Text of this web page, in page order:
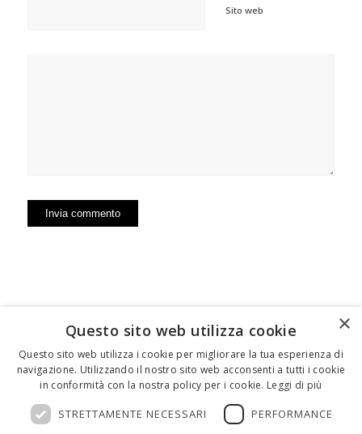
Sito web
FEDERICO MOTTA EDITORE
02 300761–info@mottaeditore.it– 08233380966 –
×
Questo sito web utilizza cookie
Questo sito web utilizza i cookie per migliorare la tua esperienza di
navigazione. Utilizzando il nostro sito web acconsenti a tutti i cookie
in conformità con la nostra policy per i cookie. Leggi di più
STRETTAMENTE NECESSARI PERFORMANCE